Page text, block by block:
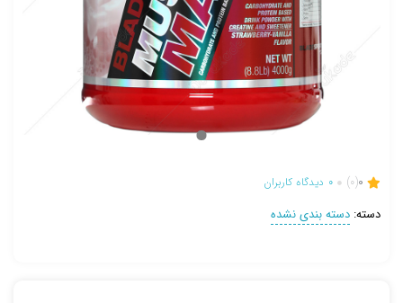
0
(0)
0 دیدگاه کاربران
دسته: دسته بندی نشده